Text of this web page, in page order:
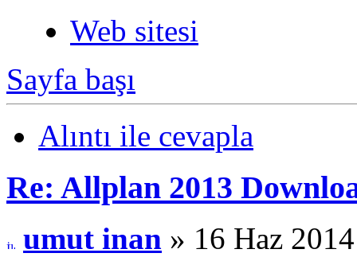
Web sitesi
Sayfa başı
Alıntı ile cevapla
Re: Allplan 2013
umut inan » 16 Haz